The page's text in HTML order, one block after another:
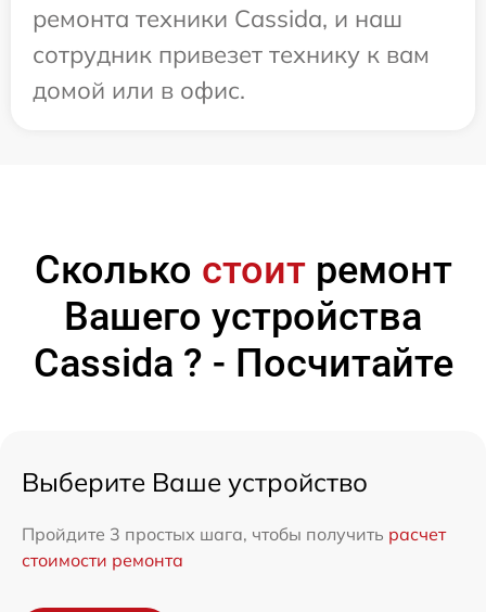
ремонта техники Cassida, и наш
сотрудник привезет технику к вам
домой или в офис.
Сколько стоитремонт
Вашего устройства
Cassida ? - Посчитайте
Выберите Ваше устройство
Пройдите 3 простых шага, чтобы получить расчет
стоимости ремонта